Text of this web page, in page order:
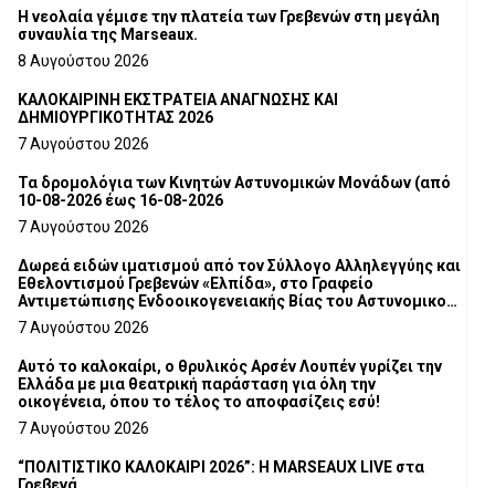
Η νεολαία γέμισε την πλατεία των Γρεβενών στη μεγάλη
συναυλία της Marseaux.
8 Αυγούστου 2026
ΚΑΛΟΚΑΙΡΙΝΗ ΕΚΣΤΡΑΤΕΙΑ ΑΝΑΓΝΩΣΗΣ ΚΑΙ
ΔΗΜΙΟΥΡΓΙΚΟΤΗΤΑΣ 2026
7 Αυγούστου 2026
Τα δρομολόγια των Κινητών Αστυνομικών Μονάδων (από
10-08-2026 έως 16-08-2026
7 Αυγούστου 2026
Δωρεά ειδών ιματισμού από τον Σύλλογο Αλληλεγγύης και
Εθελοντισμού Γρεβενών «Ελπίδα», στο Γραφείο
Αντιμετώπισης Ενδοοικογενειακής Βίας του Αστυνομικού
Τμήματος Γρεβενών
7 Αυγούστου 2026
Αυτό το καλοκαίρι, ο θρυλικός Αρσέν Λουπέν γυρίζει την
Ελλάδα με μια θεατρική παράσταση για όλη την
οικογένεια, όπου το τέλος το αποφασίζεις εσύ!
7 Αυγούστου 2026
“ΠΟΛΙΤΙΣΤΙΚΟ ΚΑΛΟΚΑΙΡΙ 2026”: Η MARSEAUX LIVE στα